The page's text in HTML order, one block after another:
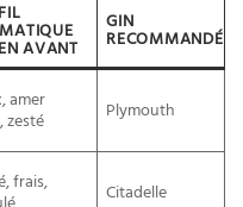
AVANT
GIN
RECOMMANDÉ
amer
zesté
Plymouth
frais,
Citadelle